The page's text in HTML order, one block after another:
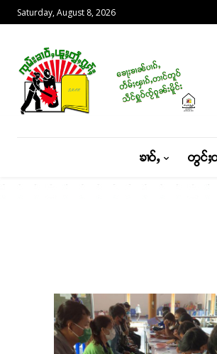
Saturday, August 8, 2026
ၶၢဝ်ႇ တွင်ႈ